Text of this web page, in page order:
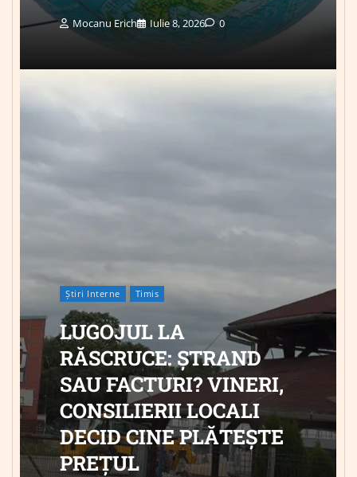
Mocanu Erich Iulie 8, 2026 0
Știri Interne Timis
LUGOJUL LA
RĂSCRUCE: ȘTRAND
SAU FACTURI? VINERI,
CONSILIERII LOCALI
DECID CINE PLĂTEȘTE
PREȚUL